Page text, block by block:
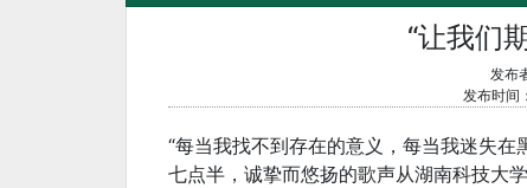
“让我们
发布
发布时间
“每当我找不到存在的意义，每当我迷失
七点半，诚挚而悠扬的歌声从湖南科技大